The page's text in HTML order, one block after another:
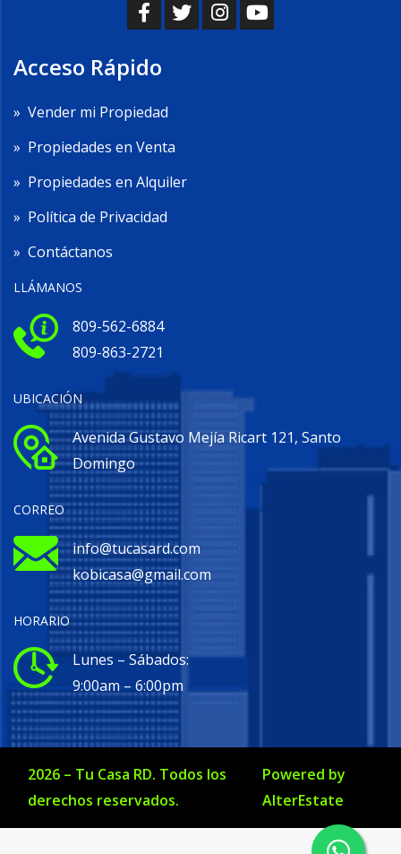
Acceso Rápido
» Vender mi Propiedad
» Propiedades en Venta
» Propiedades en Alquiler
» Política de Privacidad
» Contáctanos
LLÁMANOS
809-562-6884
809-863-2721
UBICACIÓN
Avenida Gustavo Mejía Ricart 121, Santo
Domingo
CORREO
info@tucasard.com
kobicasa@gmail.com
HORARIO
Lunes – Sábados:
9:00am – 6:00pm
2026 – Tu Casa RD. Todos los
derechos reservados.
Powered by
AlterEstate